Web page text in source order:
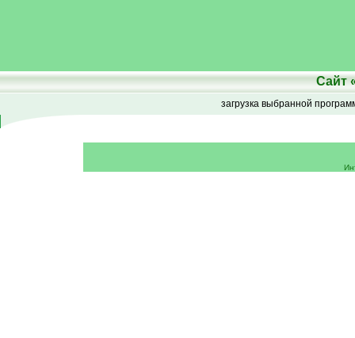
Сайт
загрузка выбранной